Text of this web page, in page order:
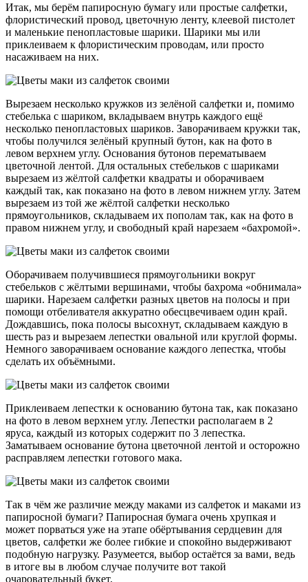
Итак, мы берём папиросную бумагу или простые салфетки,
флористический провод, цветочную ленту, клеевой пистолет
и маленькие пенопластовые шарики. Шарики мы или
приклеиваем к флористическим проводам, или просто
насаживаем на них.
Вырезаем несколько кружков из зелёной салфетки и, помимо
стебелька с шариком, вкладываем внутрь каждого ещё
несколько пенопластовых шариков. Заворачиваем кружки так,
чтобы получился зелёный крупный бутон, как на фото в
левом верхнем углу. Основания бутонов перематываем
цветочной лентой. Для остальных стебельков с шариками
вырезаем из жёлтой салфетки квадраты и оборачиваем
каждый так, как показано на фото в левом нижнем углу. Затем
вырезаем из той же жёлтой салфетки несколько
прямоугольников, складываем их пополам так, как на фото в
правом нижнем углу, и свободный край нарезаем «бахромой».
Оборачиваем получившиеся прямоугольники вокруг
стебельков с жёлтыми вершинами, чтобы бахрома «обнимала»
шарики. Нарезаем салфетки разных цветов на полосы и при
помощи отбеливателя аккуратно обесцвечиваем один край.
Дождавшись, пока полосы высохнут, складываем каждую в
шесть раз и вырезаем лепестки овальной или круглой формы.
Немного заворачиваем основание каждого лепестка, чтобы
сделать их объёмными.
Приклеиваем лепестки к основанию бутона так, как показано
на фото в левом верхнем углу. Лепестки располагаем в 2
яруса, каждый из которых содержит по 3 лепестка.
Заматываем основание бутона цветочной лентой и осторожно
расправляем лепестки готового мака.
Так в чём же различие между маками из салфеток и маками из
папиросной бумаги? Папиросная бумага очень хрупкая и
может порваться уже на этапе обёртывания сердцевин для
цветов, салфетки же более гибкие и спокойно выдерживают
подобную нагрузку. Разумеется, выбор остаётся за вами, ведь
в итоге вы в любом случае получите вот такой
очаровательный букет.